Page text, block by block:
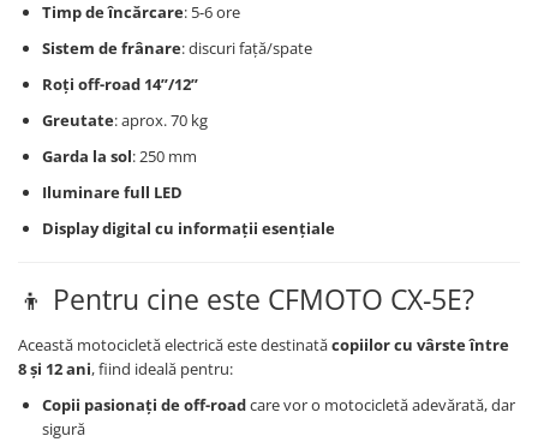
Timp de încărcare: 5-6 ore
Sistem de frânare: discuri față/spate
Roți off-road 14”/12”
Greutate: aprox. 70 kg
Garda la sol: 250 mm
Iluminare full LED
Display digital cu informații esențiale
👦 Pentru cine este CFMOTO CX-5E?
Această motocicletă electrică este destinatăcopiilor cu vârste între
8 și 12 ani, fiind ideală pentru:
Copii pasionați de off-roadcare vor o motocicletă adevărată, dar
sigură